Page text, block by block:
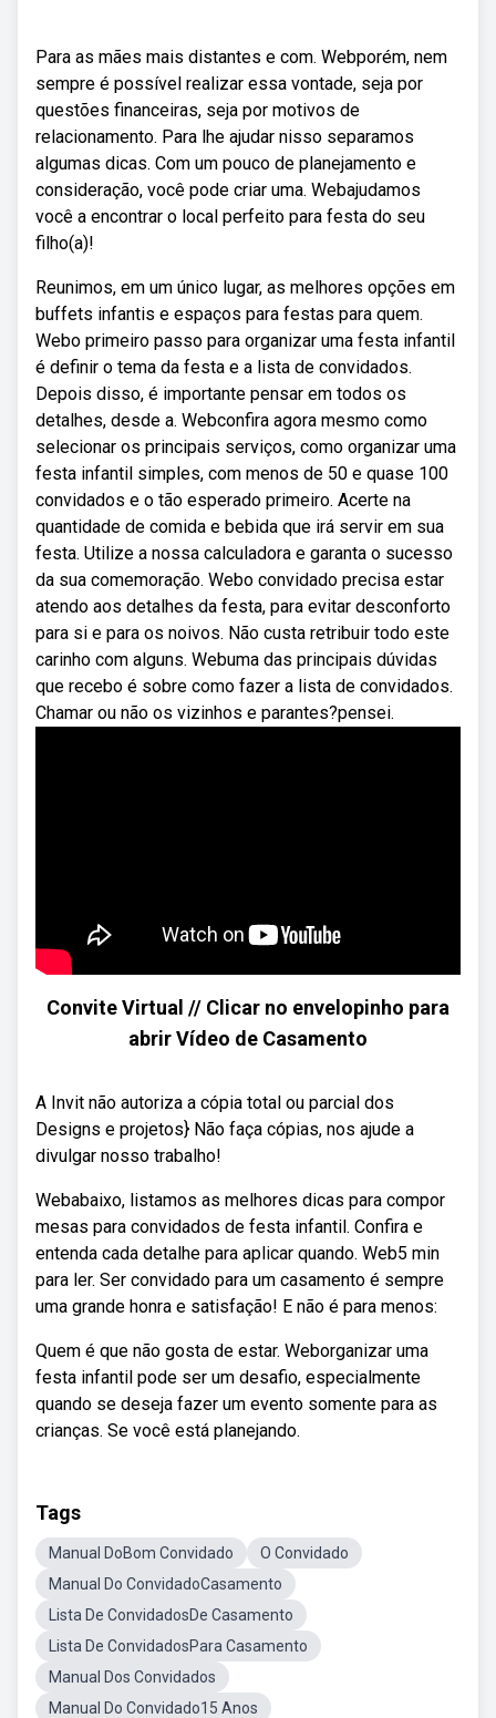
Para as mães mais distantes e com. Webporém, nem
sempre é possível realizar essa vontade, seja por
questões financeiras, seja por motivos de
relacionamento. Para lhe ajudar nisso separamos
algumas dicas. Com um pouco de planejamento e
consideração, você pode criar uma. Webajudamos
você a encontrar o local perfeito para festa do seu
filho(a)!
Reunimos, em um único lugar, as melhores opções em
buffets infantis e espaços para festas para quem.
Webo primeiro passo para organizar uma festa infantil
é definir o tema da festa e a lista de convidados.
Depois disso, é importante pensar em todos os
detalhes, desde a. Webconfira agora mesmo como
selecionar os principais serviços, como organizar uma
festa infantil simples, com menos de 50 e quase 100
convidados e o tão esperado primeiro. Acerte na
quantidade de comida e bebida que irá servir em sua
festa. Utilize a nossa calculadora e garanta o sucesso
da sua comemoração. Webo convidado precisa estar
atendo aos detalhes da festa, para evitar desconforto
para si e para os noivos. Não custa retribuir todo este
carinho com alguns. Webuma das principais dúvidas
que recebo é sobre como fazer a lista de convidados.
Chamar ou não os vizinhos e parantes?pensei.
Convite Virtual // Clicar no envelopinho para
abrir Vídeo de Casamento
A Invit não autoriza a cópia total ou parcial dos
Designs e projetos} Não faça cópias, nos ajude a
divulgar nosso trabalho!
Webabaixo, listamos as melhores dicas para compor
mesas para convidados de festa infantil. Confira e
entenda cada detalhe para aplicar quando. Web5 min
para ler. Ser convidado para um casamento é sempre
uma grande honra e satisfação! E não é para menos:
Quem é que não gosta de estar. Weborganizar uma
festa infantil pode ser um desafio, especialmente
quando se deseja fazer um evento somente para as
crianças. Se você está planejando.
Tags
Manual DoBom Convidado
O Convidado
Manual Do ConvidadoCasamento
Lista De ConvidadosDe Casamento
Lista De ConvidadosPara Casamento
Manual Dos Convidados
Manual Do Convidado15 Anos